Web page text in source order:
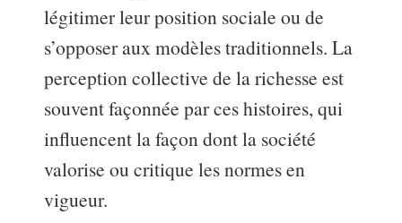
légitimer leur position sociale ou de
s’opposer aux modèles traditionnels. La
perception collective de la richesse est
souvent façonnée par ces histoires, qui
influencent la façon dont la société
valorise ou critique les normes en
vigueur.